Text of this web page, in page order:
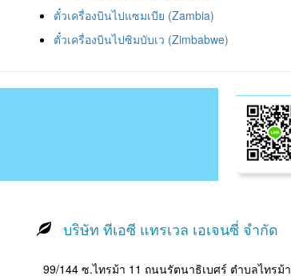
ตั๋วเครื่องบินไปแซมเบีย (Zambia)
ตั๋วเครื่องบินไปซิมบับเว (Zimbabwe)
บริษัท ทีเอซี แทรเวล เอเจนซี่ จำกัด
99/144 ซ.ไทรม้า 11 ถนนรัตนาธิเบศร์ ตำบลไทรม้า